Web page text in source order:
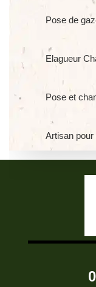
Pose de
Elagueur
Pose et
Artisan pour